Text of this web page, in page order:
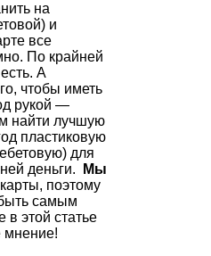
на
и
все
По крайней
А
чтобы иметь
рукой —
найти лучшую
пластиковую
для
деньги.
Мы
поэтому
самым
в этой статье
мнение!